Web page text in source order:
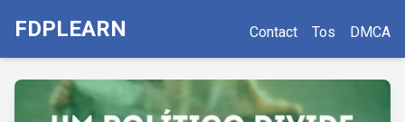
FDPLEARN Contact Tos DMCA